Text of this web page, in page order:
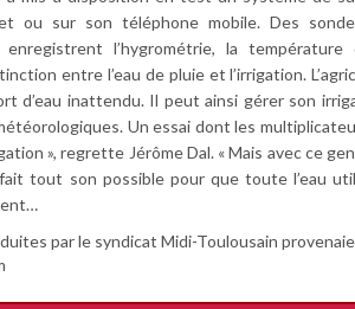
ou sur son téléphone mobile. Des
enregistrent l’hygrométrie, la
entre l’eau de pluie et l’irrigation.
d’eau inattendu. Il peut ainsi gérer son
Un essai dont les
», regrette Jérôme Dal. « Mais avec ce
tout son possible pour que toute l’eau
par le syndicat Midi-Toulousain